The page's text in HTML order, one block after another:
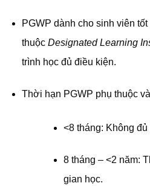
PGWP dành cho sinh viên
thuộc Designated Learning
trình học đủ điều kiện.
Thời hạn PGWP phụ thuộc
<8 tháng: Không
8 tháng – <2 năm:
gian học.